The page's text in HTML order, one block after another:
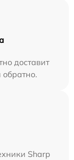
доставит
обратно.
Sharp